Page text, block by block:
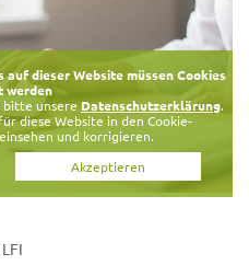
auf dieser Website müssen Cookies
werden
bitte unsereDatenschutzerklärung.
diese Website in den Cookie-
und korrigieren.
Akzeptieren